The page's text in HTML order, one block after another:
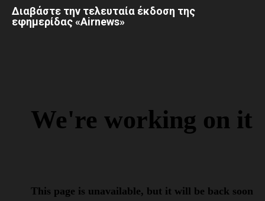
Διαβάστε την τελευταία έκδοση της
εφημερίδας «Airnews»